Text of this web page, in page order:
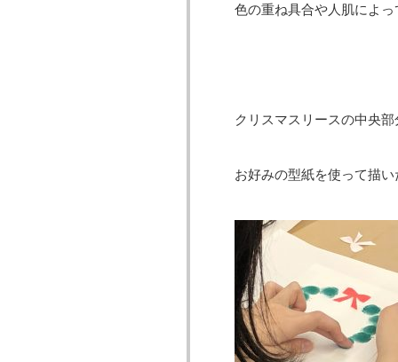
色の重ね具合や人肌によ
クリスマスリースの中央
お好みの型紙を使って描い